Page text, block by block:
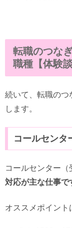
転職のつな
職種【体験談
続いて、転職のつ
します。
コールセンタ
コールセンター（
対応が主な仕事で
オススメポイント